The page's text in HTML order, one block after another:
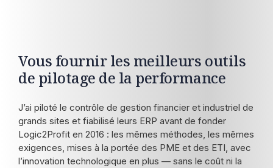
Vous fournir les meilleurs outils
de pilotage de la performance
J’ai piloté le contrôle de gestion financier et industriel de
grands sites et fiabilisé leurs ERP avant de fonder
Logic2Profit en 2016 : les mêmes méthodes, les mêmes
exigences, mises à la portée des PME et des ETI, avec
l’innovation technologique en plus — sans le coût ni la